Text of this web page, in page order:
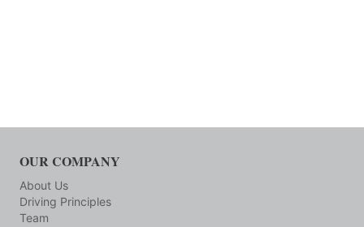
OUR COMPANY
About Us
Driving Principles
Team